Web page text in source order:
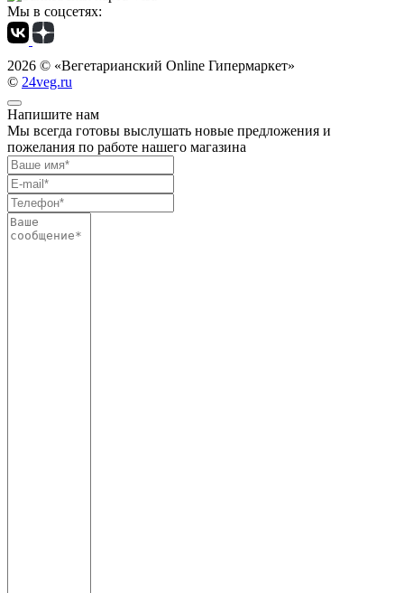
Мы в соцсетях:
2026 © «Вегетарианский Online Гипермаркет»
© 24veg.ru
Напишите нам
Мы всегда готовы выслушать новые предложения и
пожелания по работе нашего магазина